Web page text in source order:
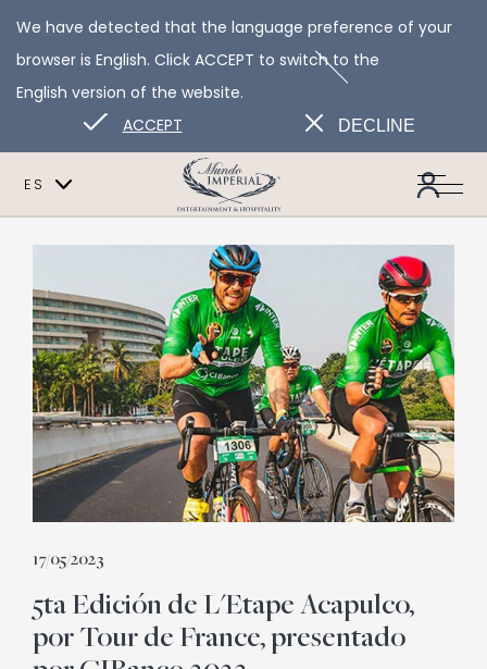
ES
EN
We have detected that the language preference of your
browser is English. Click ACCEPT to switch to the
English version of the website.
ACCEPT
DECLINE
17/05/2023
5ta Edición de L'Etape Acapulco,
por Tour de France, presentado